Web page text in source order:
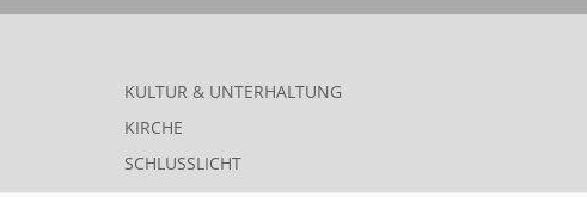
KULTUR & UNTERHALTUNG
KIRCHE
SCHLUSSLICHT